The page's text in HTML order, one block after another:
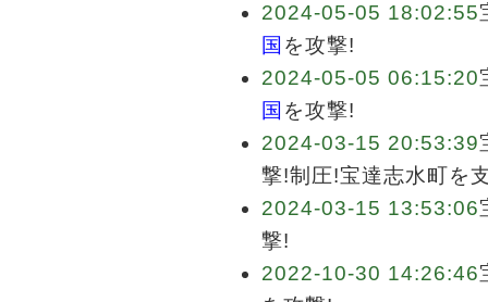
2024-05-05 18:02:55
国 を攻撃!
2024-05-05 06:15:20
国 を攻撃!
2024-03-15 20:53:39
撃!制圧!宝達志水町を
2024-03-15 13:53:06
撃!
2022-10-30 14:26:46